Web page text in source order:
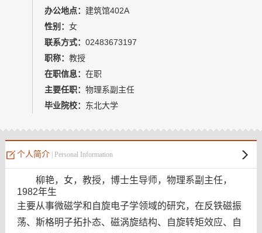
办公地点： 建筑馆402A
性别： 女
联系方式： 02483673197
职称： 教授
在职信息： 在职
主要任职： 物理系副主任
毕业院校： 东北大学
个人简介| Personal Information
柳艳，女，教授，博士生导师，物理系副主任，
1982年生
主要从事微磁学和自旋电子学领域的研究，在反铁磁振
荡、斯格明子拓扑态、磁涡旋结构、自旋转矩效应、自